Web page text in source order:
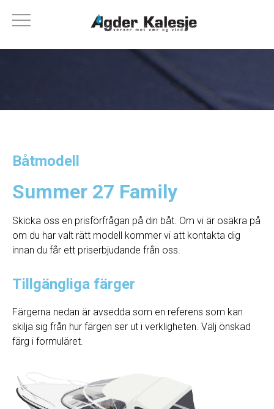
Båtmodell
Summer 27 Family
Skicka oss en prisförfrågan på din båt. Om vi ​​är osäkra på
om du har valt rätt modell kommer vi att kontakta dig
innan du får ett priserbjudande från oss.
Tillgängliga färger
Färgerna nedan är avsedda som en referens som kan
skilja sig från hur färgen ser ut i verkligheten. Välj önskad
färg i formuläret.